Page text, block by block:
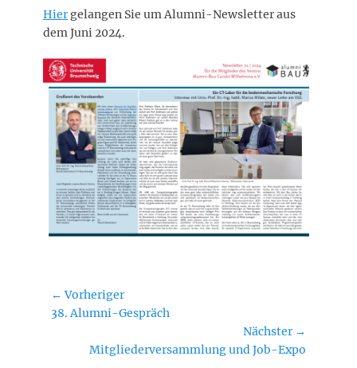
Hiergelangen Sie um Alumni-Newsletter aus
dem Juni 2024.
Beitragsnavigation
← Vorheriger
Vorheriger
38. Alumni-Gespräch
Nächster →
NächsterMitgliederversammlung und Job-Expo